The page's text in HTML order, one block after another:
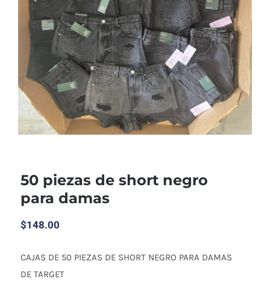
50 piezas de short negro para damas
50 piezas de short negro
para damas
$148.00
CAJAS DE 50 PIEZAS DE SHORT NEGRO PARA DAMAS
DE TARGET